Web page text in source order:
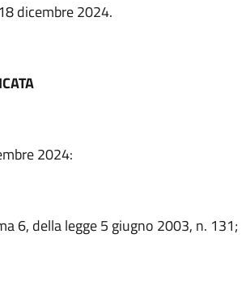
dicembre 2024.
2024:
6, della legge 5 giugno 2003, n. 131;